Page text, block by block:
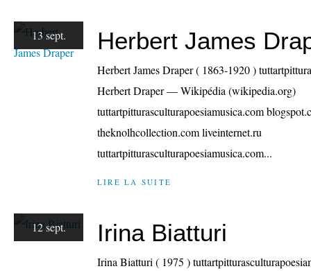
13 sept. Herbert James
Herbert James Draper ( 1863-1920 )
Herbert Draper — Wikipédia (wikipedia.org)
tuttartpitturasculturapoesiamusica.com
theknolhcollection.com liveinternet.ru
tuttartpitturasculturapoesiamusica.com...
LIRE LA SUITE
12 sept. Irina Biatturi
Irina Biatturi ( 1975 )